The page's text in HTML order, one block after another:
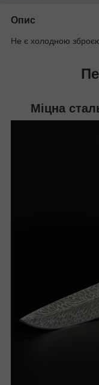
Опис
Не є холодною
Міцна